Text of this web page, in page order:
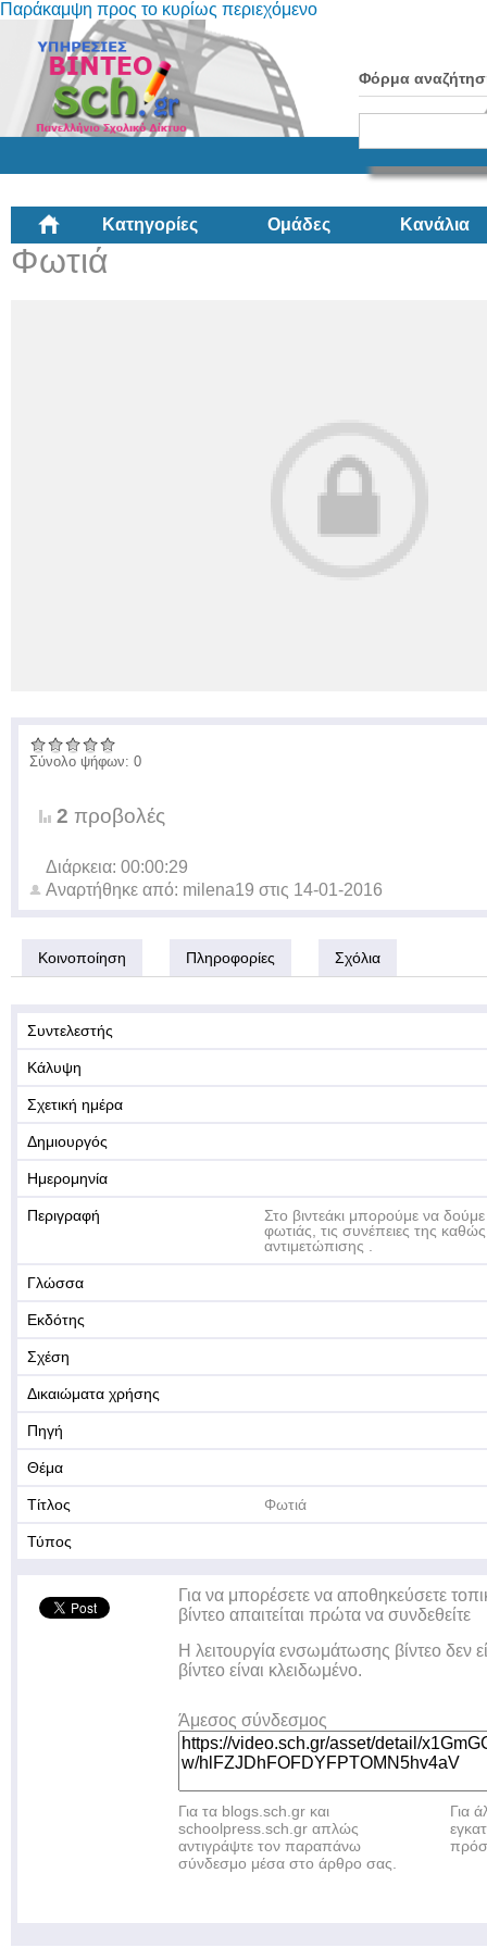
Παράκαμψη προς το κυρίως περιεχόμενο
Φόρμα
Κατηγορίες Ομάδες Κανάλια
Φωτιά
Σύνολο ψήφων: 0
2 προβολές
Διάρκεια: 00:00:29
Αναρτήθηκε από: milena19 στις 14-01-2016
Κοινοποίηση Πληροφορίες Σχόλια
Συντελεστής
Κάλυψη
Σχετική ημέρα
Δημιουργός
Ημερομηνία
Περιγραφή
Στο βιντεάκι μπορούμε να
φωτιάς, τις συνέπειες της
αντιμετώπισης .
Γλώσσα
Εκδότης
Σχέση
Δικαιώματα χρήσης
Πηγή
Θέμα
Τίτλος Φωτιά
Τύπος
Για να μπορέσετε να αποθηκεύσετε
βίντεο απαιτείται πρώτα να συνδεθείτε
Η λειτουργία ενσωμάτωσης βίντεο δεν
βίντεο είναι κλειδωμένο.
Άμεσος σύνδεσμος
Για τα blogs.sch.gr και
schoolpress.sch.gr απλώς
αντιγράψτε τον παραπάνω
σύνδεσμο μέσα στο άρθρο σας.
Για